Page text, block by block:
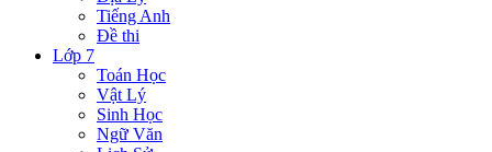
Tiếng Anh
Đề thi
Lớp 7
Toán Học
Vật Lý
Sinh Học
Ngữ Văn